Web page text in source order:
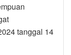
tanggal 14